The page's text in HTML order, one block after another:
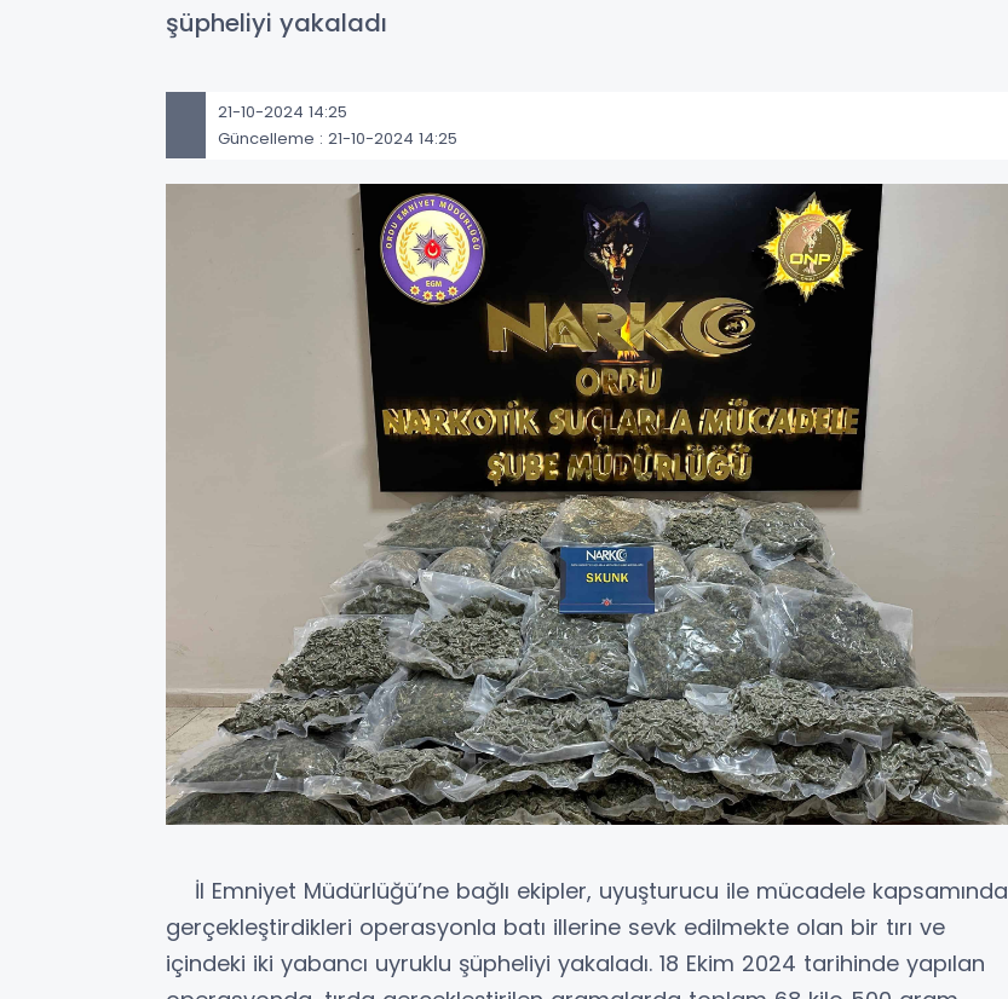
şüpheliyi yakaladı
21-10-2024 14:25
Güncelleme : 21-10-2024 14:25
İl Emniyet Müdürlüğü’ne bağlı ekipler, uyuşturucu ile mücadele kapsamında
gerçekleştirdikleri operasyonla batı illerine sevk edilmekte olan bir tırı ve
içindeki iki yabancı uyruklu şüpheliyi yakaladı. 18 Ekim 2024 tarihinde yapılan